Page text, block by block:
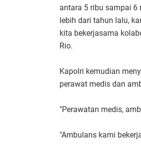
antara 5 ribu sampai 6
lebih dari tahun lalu,
kita bekerjasama
Rio.
Kapolri kemudian
perawat medis dan
"Perawatan medis,
"Ambulans kami